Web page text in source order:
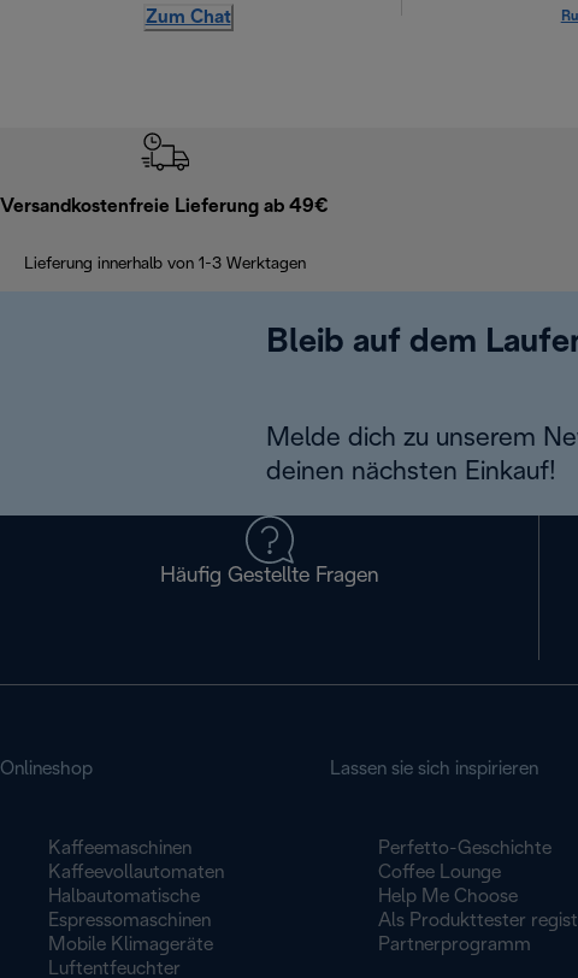
Zum Chat
Versandkostenfreie Lieferung ab 49€
Lieferung innerhalb von 1-3 Werktagen
Bleib auf dem
Melde dich zu unserem
deinen nächsten Einkauf!
Häufig Gestellte Fragen
Onlineshop
Kaffeemaschinen
Kaffeevollautomaten
Halbautomatische
Espressomaschinen
Mobile Klimageräte
Luftentfeuchter
Lassen sie sich inspirieren
Perfetto-Geschichte
Coffee Lounge
Help Me Choose
Als Produkttester
Partnerprogramm